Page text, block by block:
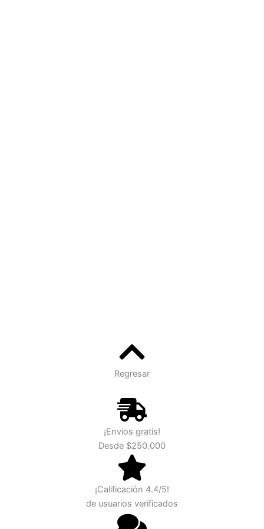
Regresar
¡Envios gratis!
Desde $250.000
¡Calificación 4.4/5!
de usuarios verificados